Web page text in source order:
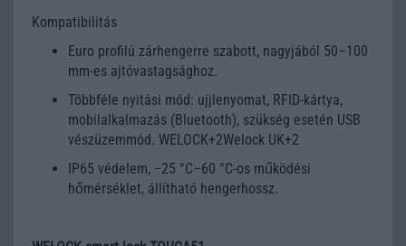
Kompatibilitás
Euro profilú zárhengerre szabott, nagyjából 50–100
mm-es ajtóvastagsághoz.
Többféle nyitási mód: ujjlenyomat, RFID-kártya,
mobilalkalmazás (Bluetooth), szükség esetén USB
vészüzemmód. WELOCK+2Welock UK+2
IP65 védelem, −25 °C–60 °C-os működési
hőmérséklet, állítható hengerhossz.